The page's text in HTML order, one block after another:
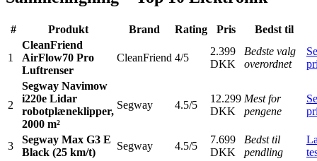
# Produkt Brand Rating Pris Bedst til
1
CleanFriend
AirFlow70 Pro
Luftrenser
CleanFriend 4/5
2.399
DKK
Bedste valg
overordnet
Se
2
Segway Navimow
i220e Lidar
robotplæneklipper,
2000 m²
Segway 4.5/5
12.299
DKK
Mest for
pengene
Se
3
Segway Max G3 E
Black (25 km/t)
Segway 4.5/5
7.699
DKK
Bedst til
pendling